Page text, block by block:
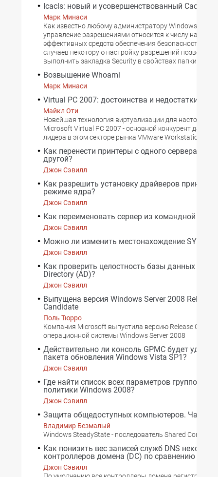
Icacls: новый и усовершенствованный Cacls?
Марк Минаси
Как известно любому администратору Windows, в
управление разрешениями относится к числу
эффективных средств обеспечения безопасности
случаев некоторую настройку разрешений позволяет
выполнить закладка Security в свойствах папки.
Возвышение Whoami
Марк Минаси
Virtual PC 2007: достоинства и недостатки
Майкл Оти
Новейшая технология виртуализации для
Microsoft Virtual PC 2007 - основной конкурент
лидера в этом секторе рынка VMware Workstation.
Как перенести принтеры с одного сервера
другой?
Джон Сэвилл
Как разрешить установку драйверов принтера
режиме ядра?
Джон Сэвилл
Как переименовать сервер из командной
Джон Сэвилл
Можно ли изменить местонахождение
Джон Сэвилл
Как проверить целостность базы данных Active
Directory (AD)?
Джон Сэвилл
Выпущена версия Windows Server 2008 Release
Candidate
Поль Тюрро
Компания Microsoft выпустила версию Release
операционной системы Windows Server 2008
Действительно ли консоль GPMC будет
пакета обновления Windows Vista SP1?
Джон Сэвилл
Где найти список всех параметров групповой
политики Windows 2008?
Джон Сэвилл
Защита общедоступных компьютеров. Часть 2
Владимир Безмалый
Windows SteadyState - последователь Shared
Как понизить вес записей служб DNS
контроллеров домена (DC) по сравнению с
Джон Сэвилл